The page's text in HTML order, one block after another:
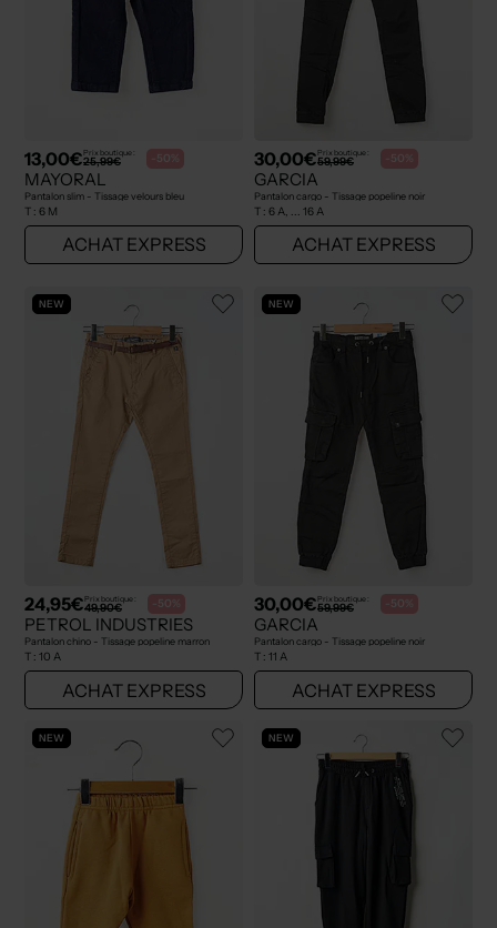
13,00€Prix boutique :
25,99€ -50%
MAYORAL
Pantalon slim - Tissage velours bleu
T : 6 M
ACHAT EXPRESS
30,00€Prix boutique :
59,99€ -50%
GARCIA
Pantalon cargo - Tissage popeline noir
T : 6 A, ... 16 A
ACHAT EXPRESS
NEW
24,95€Prix boutique :
49,90€ -50%
PETROL INDUSTRIES
Pantalon chino - Tissage popeline marron
T : 10 A
ACHAT EXPRESS
NEW
30,00€Prix boutique :
59,99€ -50%
GARCIA
Pantalon cargo - Tissage popeline noir
T : 11 A
ACHAT EXPRESS
NEW NEW